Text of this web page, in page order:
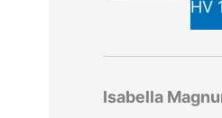
HV
Isabella